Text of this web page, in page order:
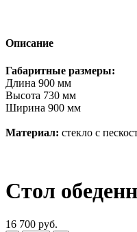
Описание
Габаритные размеры:
Длина 900 мм
Высота 730 мм
Ширина 900 мм
Материал: стекло с
Стол
16 700 руб.